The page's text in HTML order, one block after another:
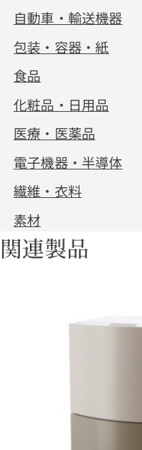
自動車・輸送機器
包装・容器・紙
食品
化粧品・日用品
医療・医薬品
電子機器・半導体
繊維・衣料
素材
関連製品